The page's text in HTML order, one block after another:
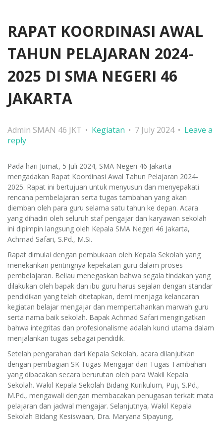
RAPAT KOORDINASI AWAL
TAHUN PELAJARAN 2024-
2025 DI SMA NEGERI 46
JAKARTA
Admin SMAN 46 JKT Kegiatan 7 July 2024
Leave a
reply
Pada hari Jumat, 5 Juli 2024, SMA Negeri 46 Jakarta
mengadakan Rapat Koordinasi Awal Tahun Pelajaran 2024-
2025. Rapat ini bertujuan untuk menyusun dan menyepakati
rencana pembelajaran serta tugas tambahan yang akan
diemban oleh para guru selama satu tahun ke depan. Acara
yang dihadiri oleh seluruh staf pengajar dan karyawan sekolah
ini dipimpin langsung oleh Kepala SMA Negeri 46 Jakarta,
Achmad Safari, S.Pd., M.Si.
Rapat dimulai dengan pembukaan oleh Kepala Sekolah yang
menekankan pentingnya kepekatan guru dalam proses
pembelajaran. Beliau menegaskan bahwa segala tindakan yang
dilakukan oleh bapak dan ibu guru harus sejalan dengan standar
pendidikan yang telah ditetapkan, demi menjaga kelancaran
kegiatan belajar mengajar dan mempertahankan marwah guru
serta nama baik sekolah. Bapak Achmad Safari mengingatkan
bahwa integritas dan profesionalisme adalah kunci utama dalam
menjalankan tugas sebagai pendidik.
Setelah pengarahan dari Kepala Sekolah, acara dilanjutkan
dengan pembagian SK Tugas Mengajar dan Tugas Tambahan
yang dibacakan secara berurutan oleh para Wakil Kepala
Sekolah. Wakil Kepala Sekolah Bidang Kurikulum, Puji, S.Pd.,
M.Pd., mengawali dengan membacakan penugasan terkait mata
pelajaran dan jadwal mengajar. Selanjutnya, Wakil Kepala
Sekolah Bidang Kesiswaan, Dra. Maryana Sipayung,